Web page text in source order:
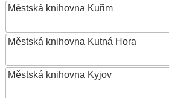
Městská knihovna Kuřim
Městská knihovna Kutná Hora
Městská knihovna Kyjov